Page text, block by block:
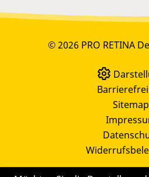
© 2026 PRO RETINA
Sitemap